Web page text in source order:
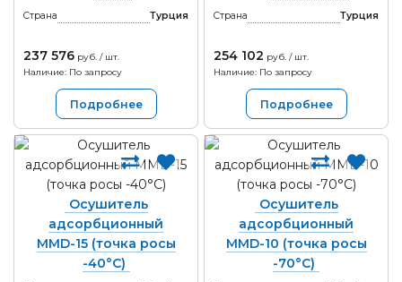
Страна
Турция
237 576 руб. / шт.
Наличие: По запросу
Подробнее
Страна
Турция
254 102 руб. / шт.
Наличие: По запросу
Подробнее
Осушитель
адсорбционный
MMD-15 (точка росы
-40°С)
Осушитель
адсорбционный
MMD-10 (точка росы
-70°С)